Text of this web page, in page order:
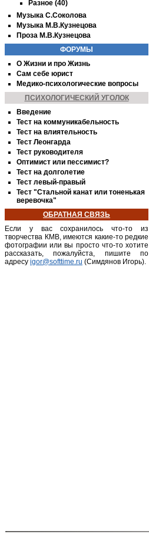
Разное (40)
Музыка С.Соколова
Музыка М.В.Кузнецова
Проза М.В.Кузнецова
ФОРУМЫ
О Жизни и про Жизнь
Сам себе юрист
Медико-психологические вопросы
ПСИХОЛОГИЧЕСКИЙ УГОЛОК
Введение
Тест на коммуникабельность
Тест на влиятельность
Тест Леонгарда
Тест руководителя
Оптимист или пессимист?
Тест на долголетие
Тест левый-правый
Тест "Стальной канат или тоненькая
веревочка"
ОБРАТНАЯ СВЯЗЬ
Если у вас сохранилось что-то из
творчества КМВ, имеются какие-то редкие
фотографии или вы просто что-то хотите
рассказать, пожалуйста, пишите по
адресу igor@softtime.ru (Симдянов Игорь).